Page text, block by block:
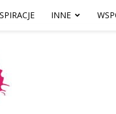
INNE